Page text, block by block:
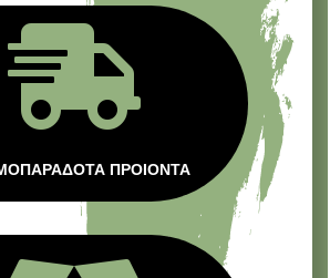

ΠΡΟΙΟΝΤΑ